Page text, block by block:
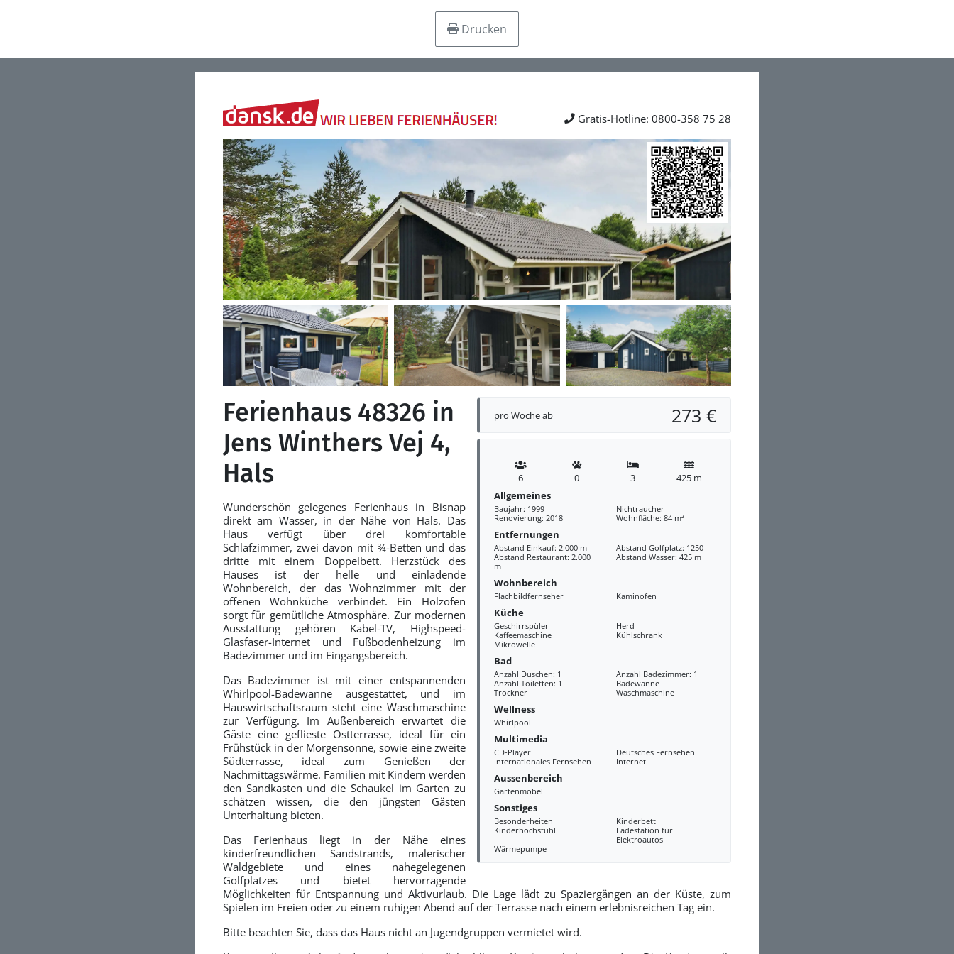
Drucken
Gratis-Hotline: 0800-358 75 28
pro Woche ab 273 €
6 0 3
425 m
Allgemeines
Baujahr: 1999
Nichtraucher
Renovierung: 2018
Wohnfläche: 84 m²
Entfernungen
Abstand Einkauf: 2.000 m
Abstand Golfplatz: 1250
Abstand Restaurant: 2.000
m
Abstand Wasser: 425 m
Wohnbereich
Flachbildfernseher Kaminofen
Küche
Geschirrspüler
Herd
Kaffeemaschine
Kühlschrank
Mikrowelle
Bad
Anzahl Duschen: 1
Anzahl Badezimmer: 1
Anzahl Toiletten: 1
Badewanne
Trockner
Waschmaschine
Wellness
Whirlpool
Multimedia
CD-Player
Deutsches Fernsehen
Internationales Fernsehen
Internet
Aussenbereich
Gartenmöbel
Sonstiges
Besonderheiten
Kinderbett
Kinderhochstuhl
Ladestation für
Elektroautos
Wärmepumpe
Ferienhaus 48326 in
Jens Winthers Vej 4,
Hals
Wunderschön gelegenes Ferienhaus in Bisnap
direkt am Wasser, in der Nähe von Hals. Das
Haus verfügt über drei komfortable
Schlafzimmer, zwei davon mit ¾-Betten und das
dritte mit einem Doppelbett. Herzstück des
Hauses ist der helle und einladende
Wohnbereich, der das Wohnzimmer mit der
offenen Wohnküche verbindet. Ein Holzofen
sorgt für gemütliche Atmosphäre. Zur modernen
Ausstattung gehören Kabel-TV, Highspeed-
Glasfaser-Internet und Fußbodenheizung im
Badezimmer und im Eingangsbereich.
Das Badezimmer ist mit einer entspannenden
Whirlpool-Badewanne ausgestattet, und im
Hauswirtschaftsraum steht eine Waschmaschine
zur Verfügung. Im Außenbereich erwartet die
Gäste eine geflieste Ostterrasse, ideal für ein
Frühstück in der Morgensonne, sowie eine zweite
Südterrasse, ideal zum Genießen der
Nachmittagswärme. Familien mit Kindern werden
den Sandkasten und die Schaukel im Garten zu
schätzen wissen, die den jüngsten Gästen
Unterhaltung bieten.
Das Ferienhaus liegt in der Nähe eines
kinderfreundlichen Sandstrands, malerischer
Waldgebiete und eines nahegelegenen
Golfplatzes und bietet hervorragende
Möglichkeiten für Entspannung und Aktivurlaub. Die Lage lädt zu Spaziergängen an der Küste, zum
Spielen im Freien oder zu einem ruhigen Abend auf der Terrasse nach einem erlebnisreichen Tag ein.
Bitte beachten Sie, dass das Haus nicht an Jugendgruppen vermietet wird.